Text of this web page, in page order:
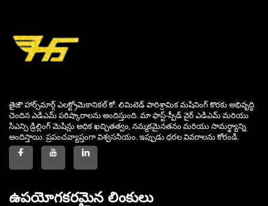
తైజౌ హార్స్‌మార్గ్ ఎలక్ట్రోమెకానికల్ కో. లిమిటెడ్ పారిశ్రామిక మషినింగ్ కొరకు అభివృద్ధి
చెందిన ఎడిఎమ్ పరిష్కారాలను అందిస్తుంది. మా ఫాస్ట్-స్పీడ్ వైర్ ఎడిఎమ్ మరియు
సిఎన్సి డ్రిల్లింగ్ మెషిన్లు అధిక ఖచ్చితత్వం, నమ్మకమైనతనం మరియు సామర్థ్యాన్ని
అందిస్తాయి. ప్రపంచవ్యాప్తంగా విశ్వసనీయం. ఇప్పుడు ధరల వివరాలను కోరండి.
ఉపయోగకరమైన లింకులు